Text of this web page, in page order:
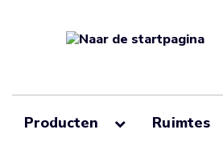
Producten Ruimtes